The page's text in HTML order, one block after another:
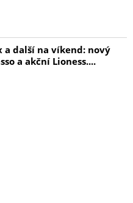
a další na víkend: nový
a akční Lioness....